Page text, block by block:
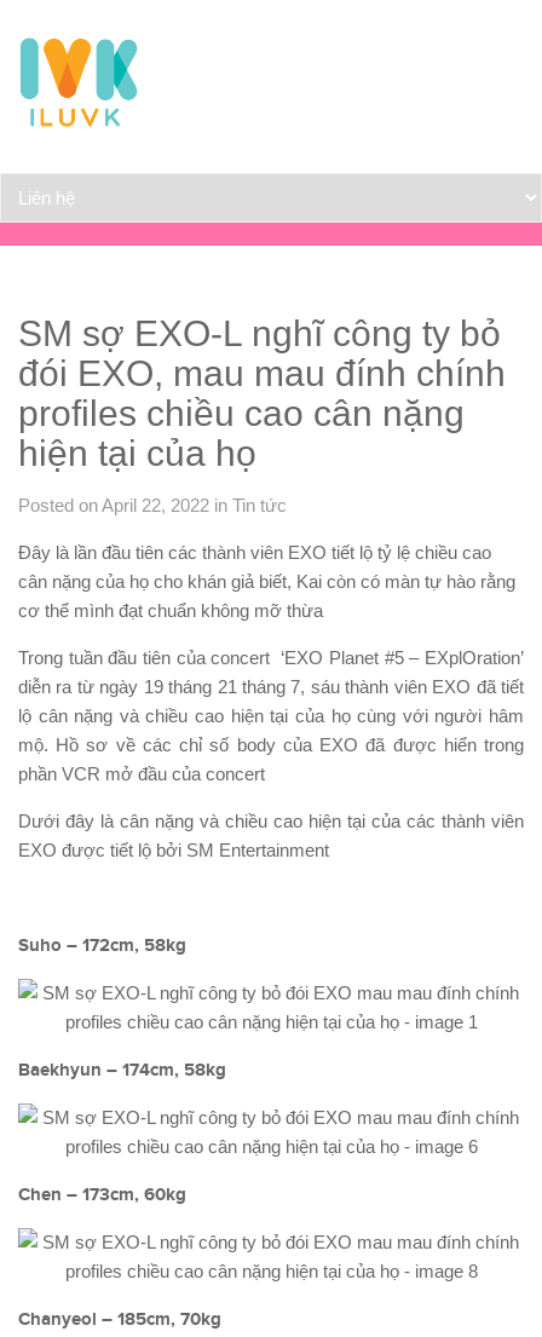
SM sợ EXO-L nghĩ công ty bỏ
đói EXO, mau mau đính chính
profiles chiều cao cân nặng
hiện tại của họ
Posted on April 22, 2022 in Tin tức
Đây là lần đầu tiên các thành viên EXO tiết lộ tỷ lệ chiều cao
cân nặng của họ cho khán giả biết, Kai còn có màn tự hào rằng
cơ thể mình đạt chuẩn không mỡ thừa
Trong tuần đầu tiên của concert ‘EXO Planet #5 – EXplOration’
diễn ra từ ngày 19 tháng 21 tháng 7, sáu thành viên EXO đã tiết
lộ cân nặng và chiều cao hiện tại của họ cùng với người hâm
mộ. Hồ sơ về các chỉ số body của EXO đã được hiển trong
phần VCR mở đầu của concert
Dưới đây là cân nặng và chiều cao hiện tại của các thành viên
EXO được tiết lộ bởi SM Entertainment
Suho – 172cm, 58kg
Baekhyun – 174cm, 58kg
Chen – 173cm, 60kg
Chanyeol – 185cm, 70kg